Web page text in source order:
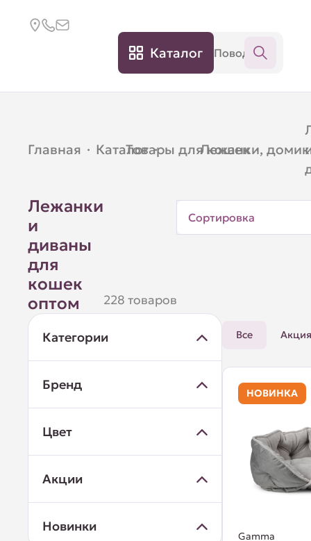
Каталог
Главная · Каталог ·
Товары для кошек ·
Лежанки,
Лежанки
и
диваны
для
кошек
оптом
228 товаров
Сортировка
Категории
Бренд
Цвет
Акции
Новинки
Все
НОВИНКА
Gamma